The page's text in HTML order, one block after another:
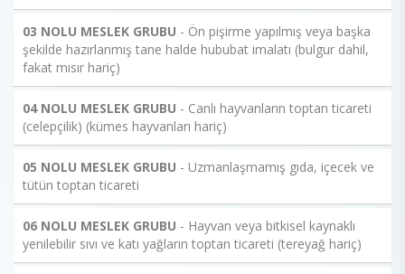
03 NOLU MESLEK GRUBU - Ön pişirme yapılmış veya başka
şekilde hazırlanmış tane halde hububat imalatı (bulgur dahil,
fakat mısır hariç)
04 NOLU MESLEK GRUBU - Canlı hayvanların toptan ticareti
(celepçilik) (kümes hayvanları hariç)
05 NOLU MESLEK GRUBU - Uzmanlaşmamış gıda, içecek ve
tütün toptan ticareti
06 NOLU MESLEK GRUBU - Hayvan veya bitkisel kaynaklı
yenilebilir sıvı ve katı yağların toptan ticareti (tereyağ hariç)